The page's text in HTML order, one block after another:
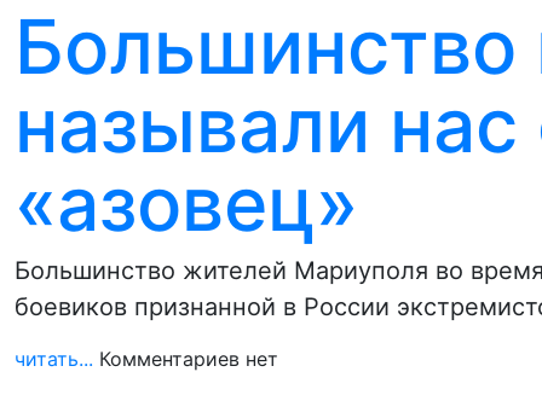
называли
«азовец»
Большинство жителей Мариуполя во
боевиков признанной в России
читать... Комментариев нет